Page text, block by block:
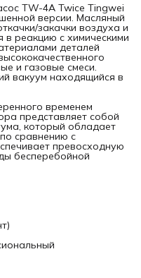
TW-4A Twice Tingwei
версии. Масляный
закачки воздуха и
в реакцию с химическими
деталей
и газовые смеси.
вакуум находящийся в
временем
представляет собой
который обладает
сравнению с
превосходную
бесперебойной